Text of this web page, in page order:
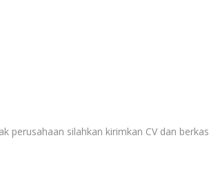
perusahaan silahkan kirimkan CV dan berkas